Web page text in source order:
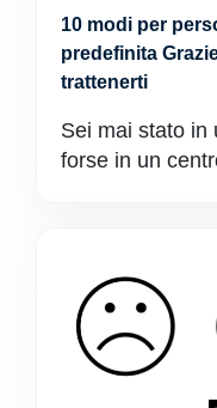
10 modi per
predefinita
trattenerti
Sei mai stato in
forse in un